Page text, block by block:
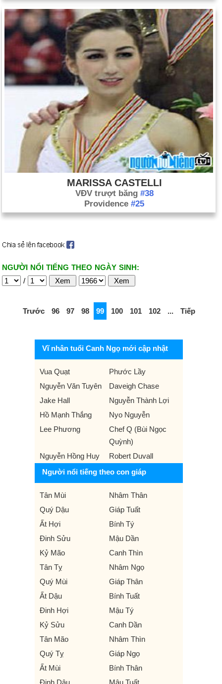
MARISSA CASTELLI
VĐV trượt băng #38
Providence #25
NGƯỜI NỔI TIẾNG THEO NGÀY SINH:
/
Trước 96 97 98 99 100 101 102 ... Tiếp
Vĩ nhân tuổi Canh Ngọ mới cập nhật
Vua Quạt
Phước Lầy
Nguyễn Văn Tuyên
Daveigh Chase
Jake Hall
Nguyễn Thành Lợi
Hồ Mạnh Thắng
Nyo Nguyễn
Lee Phương
Chef Q (Bùi Ngọc
Quỳnh)
Nguyễn Hồng Huy
Robert Duvall
Người nổi tiếng theo con giáp
Tân Mùi
Nhâm Thân
Quý Dậu
Giáp Tuất
Ất Hợi
Bính Tý
Đinh Sửu
Mậu Dần
Kỷ Mão
Canh Thìn
Tân Tỵ
Nhâm Ngọ
Quý Mùi
Giáp Thân
Ất Dậu
Bính Tuất
Đinh Hợi
Mậu Tý
Kỷ Sửu
Canh Dần
Tân Mão
Nhâm Thìn
Quý Tỵ
Giáp Ngọ
Ất Mùi
Bính Thân
Đinh Dậu
Mậu Tuất